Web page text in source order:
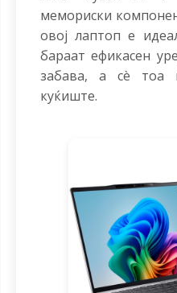
мемориски
овој лаптоп е
бараат ефикасен
забава, а сè тоа
куќиште.